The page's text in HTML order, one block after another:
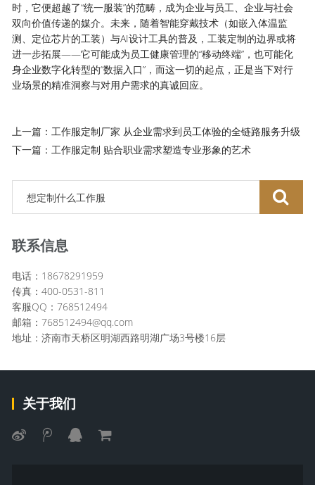
时，它便超越了“统一服装”的范畴，成为企业与员工、企业与社会
双向价值传递的媒介。未来，随着智能穿戴技术（如嵌入体温监
测、定位芯片的工装）与AI设计工具的普及，工装定制的边界或将
进一步拓展——它可能成为员工健康管理的“移动终端”，也可能化
身企业数字化转型的“数据入口”，而这一切的起点，正是当下对行
业场景的精准洞察与对用户需求的真诚回应。
上一篇：工作服定制厂家 从企业需求到员工体验的全链路服务升级
下一篇：工作服定制 贴合职业需求塑造专业形象的艺术
联系信息
电话：18678291959
传真：400-0531-811
客服QQ：768512494
邮箱：768512494@qq.com
地址：济南市天桥区明湖西路明湖广场3号楼16层
关于我们